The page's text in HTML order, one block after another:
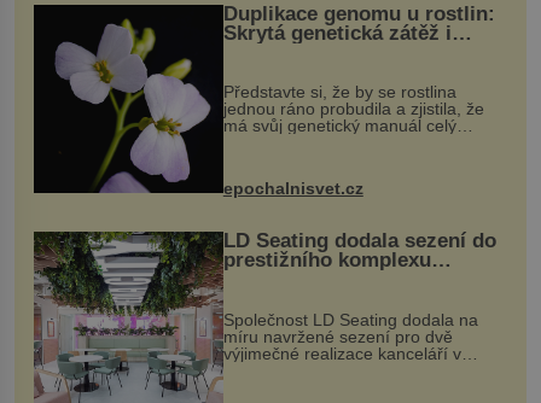
Duplikace genomu u rostlin:
Skrytá genetická zátěž i
Představte si, že by se rostlina
jednou ráno probudila a zjistila, že
má svůj genetický manuál celý
vstupenka...
epochalnisvet.cz
LD Seating dodala sezení do
prestižního komplexu
MediaCityUK v Salfordu
Společnost LD Seating dodala na
míru navržené sezení pro dvě
výjimečné realizace kanceláří v
areálu MediaCityUK v anglickém